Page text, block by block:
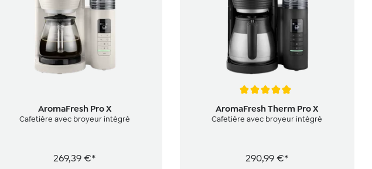
AromaFresh Pro X
Cafetiére avec broyeur intégré
269,39 €*
AromaFresh Therm Pro X
Cafetiére avec broyeur intégré
290,99 €*